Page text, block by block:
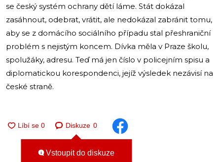
se český systém ochrany dětí láme. Stát dokázal
zasáhnout, odebrat, vrátit, ale nedokázal zabránit tomu,
aby se z domácího sociálního případu stal přeshraniční
problém s nejistým koncem. Dívka měla v Praze školu,
spolužáky, adresu. Teď má jen číslo v policejním spisu a
diplomatickou korespondenci, jejíž výsledek nezávisí na
české straně.
Diskuze 0
Vstoupit do diskuze